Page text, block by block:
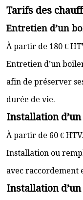
Tarifs des
Entretien d’un
À partir de 180 €
Entretien d’un
afin de préserver
durée de vie.
Installation
À partir de 60 €
Installation ou
avec raccordement
Installation